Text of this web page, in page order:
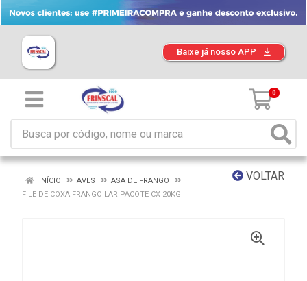
Baixe já nosso APP
0
VOLTAR
INÍCIO AVES
ASA DE FRANGO
FILE DE COXA FRANGO LAR PACOTE CX 20KG